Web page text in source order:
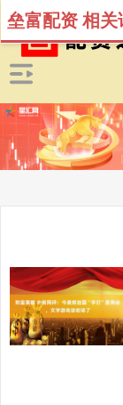
垒富配资 相关